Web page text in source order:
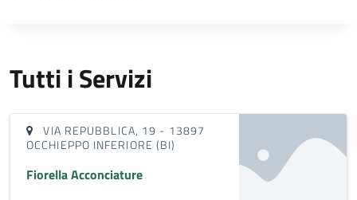
Tutti i Servizi
VIA REPUBBLICA, 19 - 13897
OCCHIEPPO INFERIORE (BI)
Fiorella Acconciature